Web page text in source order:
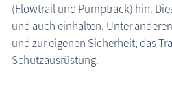
(Flowtrail und Pumptrack) hin.
und auch einhalten. Unter
und zur eigenen Sicherheit, das
Schutzausrüstung.